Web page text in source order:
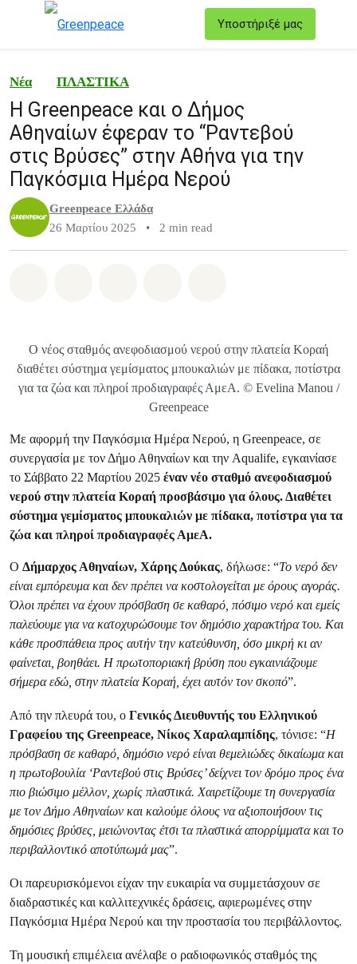
Υποστήριξέ μας
Νέα ΠΛΑΣΤΙΚΑ
Η Greenpeace και ο Δήμος
Αθηναίων έφεραν το “Ραντεβού
στις Βρύσες” στην Αθήνα για την
Παγκόσμια Ημέρα Νερού
Greenpeace Ελλάδα
26 Μαρτίου 2025
• 2 min read
Ο νέος σταθμός ανεφοδιασμού νερού στην πλατεία Κοραή
διαθέτει σύστημα γεμίσματος μπουκαλιών με πίδακα, ποτίστρα
για τα ζώα και πληροί προδιαγραφές ΑμεΑ. © Evelina Manou /
Greenpeace
Με αφορμή την Παγκόσμια Ημέρα Νερού, η Greenpeace, σε
συνεργασία με τον Δήμο Αθηναίων και την Aqualife, εγκαινίασε
το Σάββατο 22 Μαρτίου 2025 έναν νέο σταθμό ανεφοδιασμού
νερού στην πλατεία Κοραή προσβάσιμο για όλους. Διαθέτει
σύστημα γεμίσματος μπουκαλιών με πίδακα, ποτίστρα για τα
ζώα και πληροί προδιαγραφές ΑμεΑ.
Ο Δήμαρχος Αθηναίων, Χάρης Δούκας, δήλωσε: “Το νερό δεν
είναι εμπόρευμα και δεν πρέπει να κοστολογείται με όρους αγοράς.
Όλοι πρέπει να έχουν πρόσβαση σε καθαρό, πόσιμο νερό και εμείς
παλεύουμε για να κατοχυρώσουμε τον δημόσιο χαρακτήρα του. Και
κάθε προσπάθεια προς αυτήν την κατεύθυνση, όσο μικρή κι αν
φαίνεται, βοηθάει. Η πρωτοποριακή βρύση που εγκαινιάζουμε
σήμερα εδώ, στην πλατεία Κοραή, έχει αυτόν τον σκοπό”.
Από την πλευρά του, ο Γενικός Διευθυντής του Ελληνικού
Γραφείου της Greenpeace, Νίκος Χαραλαμπίδης, τόνισε: “Η
πρόσβαση σε καθαρό, δημόσιο νερό είναι θεμελιώδες δικαίωμα και
η πρωτοβουλία ‘Ραντεβού στις Βρύσες’ δείχνει τον δρόμο προς ένα
πιο βιώσιμο μέλλον, χωρίς πλαστικά. Χαιρετίζουμε τη συνεργασία
με τον Δήμο Αθηναίων και καλούμε όλους να αξιοποιήσουν τις
δημόσιες βρύσες, μειώνοντας έτσι τα πλαστικά απορρίμματα και το
περιβαλλοντικό αποτύπωμά μας”.
Οι παρευρισκόμενοι είχαν την ευκαιρία να συμμετάσχουν σε
διαδραστικές και καλλιτεχνικές δράσεις, αφιερωμένες στην
Παγκόσμια Ημέρα Νερού και την προστασία του περιβάλλοντος.
Τη μουσική επιμέλεια ανέλαβε ο ραδιοφωνικός σταθμός της